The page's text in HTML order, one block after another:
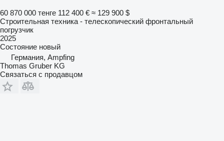
60 870 000 тенге 112 400 € ≈ 129 900 $
Строительная техника - телескопический фронтальный
погрузчик
2025
Состояние новый
Германия, Ampfing
Thomas Gruber KG
Связаться с продавцом